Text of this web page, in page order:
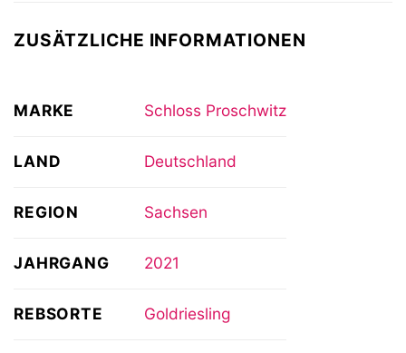
ZUSÄTZLICHE INFORMATIONEN
MARKE Schloss Proschwitz
LAND Deutschland
REGION Sachsen
JAHRGANG 2021
REBSORTE Goldriesling